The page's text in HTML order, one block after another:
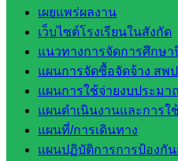
เผยแพร่ผลงาน
เว็บไซต์โรงเรียนในสังกัด
แนวทางการจัดการศึกษา
แผนการจัดซื้อจัดจ้าง สพ
แผนการใช้จ่ายงบประมา
แผนดำเนินงานและการ
แผนที่/การเดินทาง
แผนปฏิบัติการการป้องกั
::: ©2021 sakarea2.go.th. All
TEAM :::
สอบถามได้นะคะ